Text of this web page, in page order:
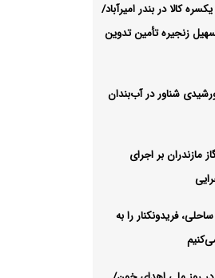
کالا در بندر امیرآباد/
زنجیره تأمین تدوین
شناور در آب‌بندان
مازندران بر اجرای
ساحلی، فریدونکنار را به